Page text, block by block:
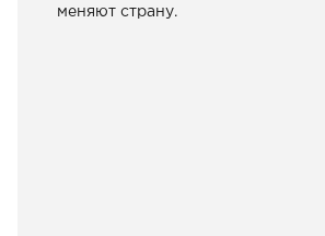
меняют страну.